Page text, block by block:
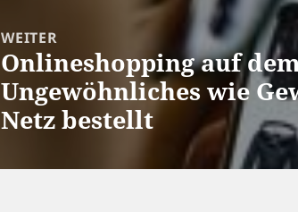
WEITER
Nächster
Beitrag:
Onlineshopping auf
Ungewöhnliches wie
Netz bestellt